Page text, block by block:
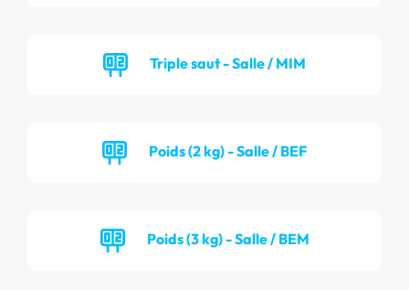
Triple saut - Salle / MIM
Poids (2 kg) - Salle / BEF
Poids (3 kg) - Salle / BEM